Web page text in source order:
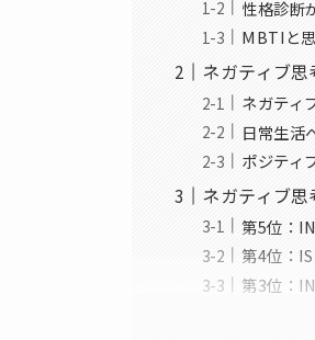
性格診断
MBTIと
ネガティブ
ネガティ
日常生活
ポジティ
ネガティブ
第5位：
第4位：
第3位：